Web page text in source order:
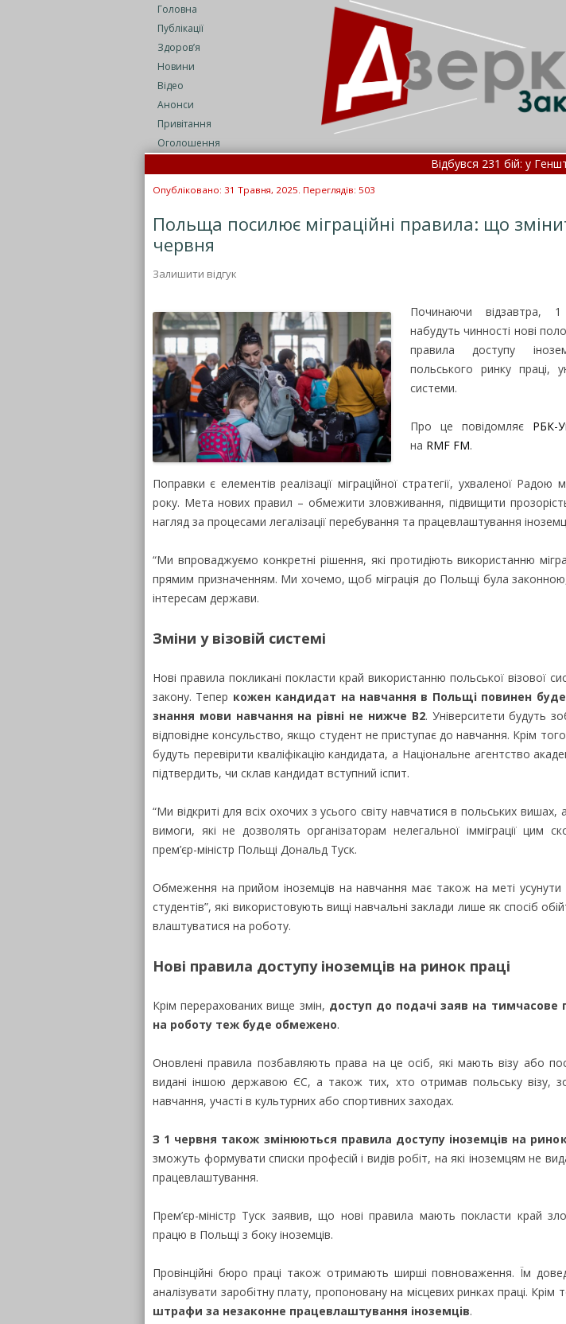
Головна
Публікації
Здоров’я
Новини
Відео
Анонси
Привітання
Оголошення
Відбувся 231 бій: у Генштабі
Укрзалізниця повідомила про масові
Опубліковано: 31 Травня, 2025. Переглядів: 503
Польща посилює міграційні правила: що
червня
Залишити відгук
Починаючи відзавтра,
набудуть чинності нові
правила доступу
польського ринку праці,
системи.
Про це повідомляє РБК-
на RMF FM.
Поправки є елементів реалізації міграційної стратегії, ухваленої Радою
року. Мета нових правил – обмежити зловживання, підвищити
нагляд за процесами легалізації перебування та працевлаштування
“Ми впроваджуємо конкретні рішення, які протидіють використанню
прямим призначенням. Ми хочемо, щоб міграція до Польщі була
інтересам держави.
Зміни у візовій системі
Нові правила покликані покласти край використанню польської візової
закону. Тепер кожен кандидат на навчання в Польщі повинен
знання мови навчання на рівні не нижче B2. Університети будуть
відповідне консульство, якщо студент не приступає до навчання. Крім
будуть перевірити кваліфікацію кандидата, а Національне агентство
підтвердить, чи склав кандидат вступний іспит.
“Ми відкриті для всіх охочих з усього світу навчатися в польських
вимоги, які не дозволять організаторам нелегальної імміграції цим
прем’єр-міністр Польщі Дональд Туск.
Обмеження на прийом іноземців на навчання має також на меті усунути
студентів”, які використовують вищі навчальні заклади лише як спосіб
влаштуватися на роботу.
Нові правила доступу іноземців на ринок праці
Крім перерахованих вище змін, доступ до подачі заяв на тимчасове
на роботу теж буде обмежено.
Оновлені правила позбавляють права на це осіб, які мають візу або
видані іншою державою ЄС, а також тих, хто отримав польську візу,
навчання, участі в культурних або спортивних заходах.
З 1 червня також змінюються правила доступу іноземців на
зможуть формувати списки професій і видів робіт, на які іноземцям не
працевлаштування.
Прем’єр-міністр Туск заявив, що нові правила мають покласти край
працю в Польщі з боку іноземців.
Провінційні бюро праці також отримають ширші повноваження. Їм
аналізувати заробітну плату, пропоновану на місцевих ринках праці. Крім
штрафи за незаконне працевлаштування іноземців.